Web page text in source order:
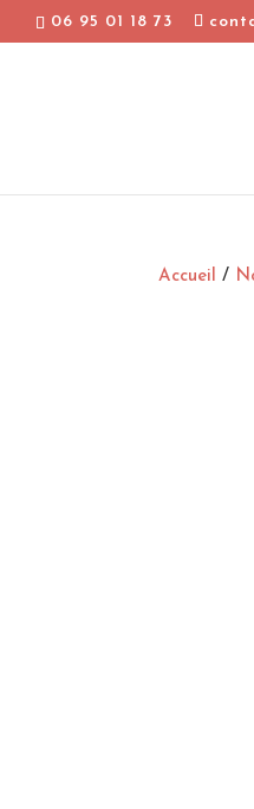
06 95 01 18 73
Accueil /